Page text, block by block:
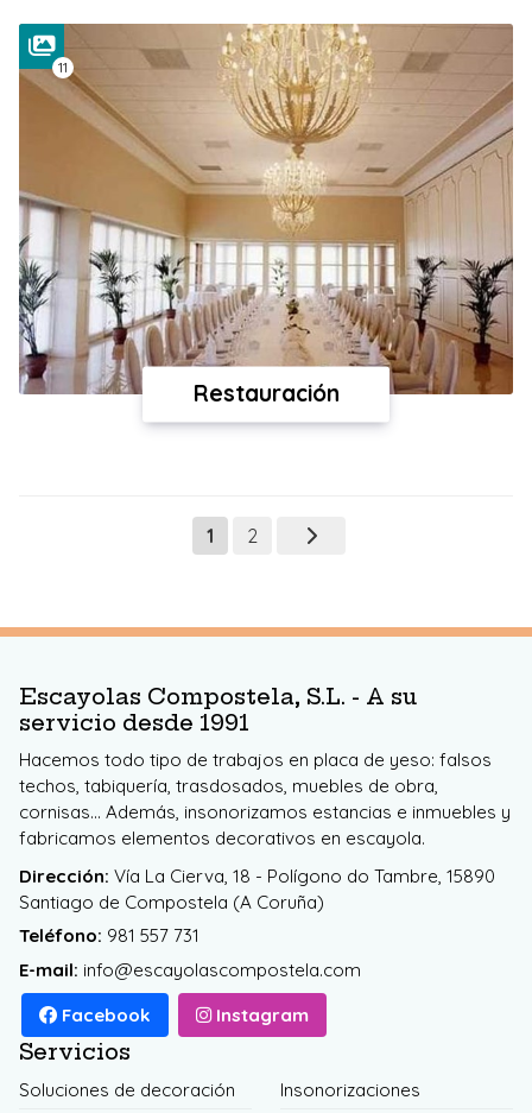
Restauración
11
1 2
Escayolas Compostela, S.L. - A su
servicio desde 1991
Hacemos todo tipo de trabajos en placa de yeso: falsos
techos, tabiquería, trasdosados, muebles de obra,
cornisas... Además, insonorizamos estancias e inmuebles y
fabricamos elementos decorativos en escayola.
Dirección: Vía La Cierva, 18 - Polígono do Tambre, 15890
Santiago de Compostela (A Coruña)
Teléfono: 981 557 731
E-mail: info@escayolascompostela.com
Facebook Instagram
Servicios
Soluciones de decoración Insonorizaciones